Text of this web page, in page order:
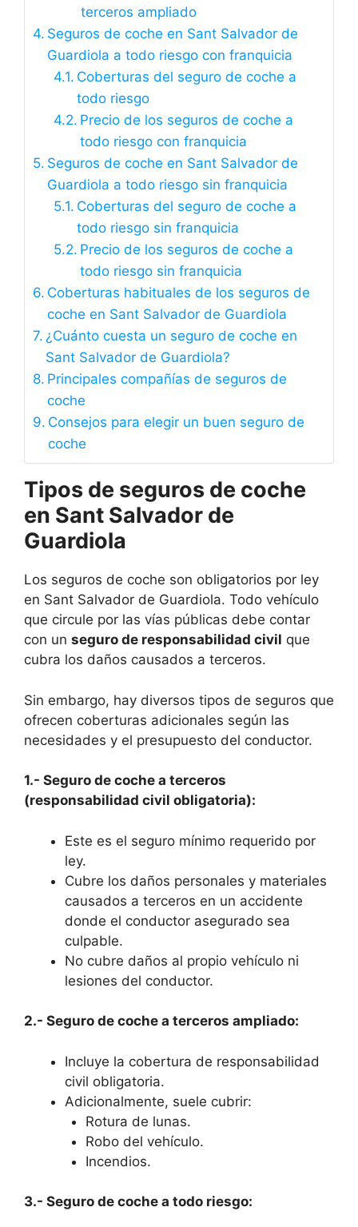
terceros ampliado
Seguros de coche en Sant Salvador de
Guardiola a todo riesgo con franquicia
Coberturas del seguro de coche a
todo riesgo
Precio de los seguros de coche a
todo riesgo con franquicia
Seguros de coche en Sant Salvador de
Guardiola a todo riesgo sin franquicia
Coberturas del seguro de coche a
todo riesgo sin franquicia
Precio de los seguros de coche a
todo riesgo sin franquicia
Coberturas habituales de los seguros de
coche en Sant Salvador de Guardiola
¿Cuánto cuesta un seguro de coche en
Sant Salvador de Guardiola?
Principales compañías de seguros de
coche
Consejos para elegir un buen seguro de
coche
Tipos de seguros de coche
en Sant Salvador de
Guardiola
Los seguros de coche son obligatorios por ley
en Sant Salvador de Guardiola. Todo vehículo
que circule por las vías públicas debe contar
con un seguro de responsabilidad civil que
cubra los daños causados a terceros.
Sin embargo, hay diversos tipos de seguros que
ofrecen coberturas adicionales según las
necesidades y el presupuesto del conductor.
1.- Seguro de coche a terceros
(responsabilidad civil obligatoria):
Este es el seguro mínimo requerido por
ley.
Cubre los daños personales y materiales
causados a terceros en un accidente
donde el conductor asegurado sea
culpable.
No cubre daños al propio vehículo ni
lesiones del conductor.
2.- Seguro de coche a terceros ampliado:
Incluye la cobertura de responsabilidad
civil obligatoria.
Adicionalmente, suele cubrir:
Rotura de lunas.
Robo del vehículo.
Incendios.
3.- Seguro de coche a todo riesgo: